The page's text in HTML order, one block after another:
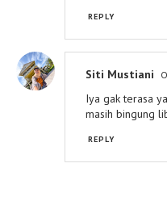
REPLY
Siti Mustiani
Iya gak terasa
masih bingung
REPLY